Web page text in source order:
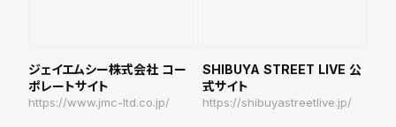
ジェイエムシー株式会社 コー
ポレートサイト
https://www.jmc-ltd.co.jp/
SHIBUYA STREET LIVE 公
式サイト
https://shibuyastreetlive.jp/